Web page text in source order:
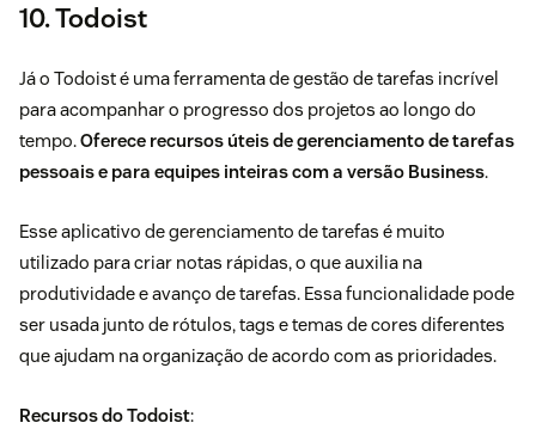
10. Todoist
Já o Todoisté uma ferramenta de gestão de tarefas incrível
para acompanhar o progresso dos projetos ao longo do
tempo.Oferece recursos úteis de gerenciamento de tarefas
pessoais e para equipes inteiras com a versão Business.
Esse aplicativo de gerenciamento de tarefas é muito
utilizado para criar notas rápidas, o que auxilia na
produtividade e avanço de tarefas. Essa funcionalidade pode
ser usada junto de rótulos, tags e temas de cores diferentes
que ajudam na organização de acordo com as prioridades.
Recursos do Todoist: